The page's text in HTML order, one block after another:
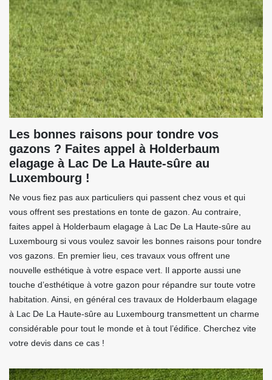
Les bonnes raisons pour tondre vos
gazons ? Faites appel à Holderbaum
elagage à Lac De La Haute-sûre au
Luxembourg !
Ne vous fiez pas aux particuliers qui passent chez vous et qui
vous offrent ses prestations en tonte de gazon. Au contraire,
faites appel à Holderbaum elagage à Lac De La Haute-sûre au
Luxembourg si vous voulez savoir les bonnes raisons pour tondre
vos gazons. En premier lieu, ces travaux vous offrent une
nouvelle esthétique à votre espace vert. Il apporte aussi une
touche d’esthétique à votre gazon pour répandre sur toute votre
habitation. Ainsi, en général ces travaux de Holderbaum elagage
à Lac De La Haute-sûre au Luxembourg transmettent un charme
considérable pour tout le monde et à tout l’édifice. Cherchez vite
votre devis dans ce cas !